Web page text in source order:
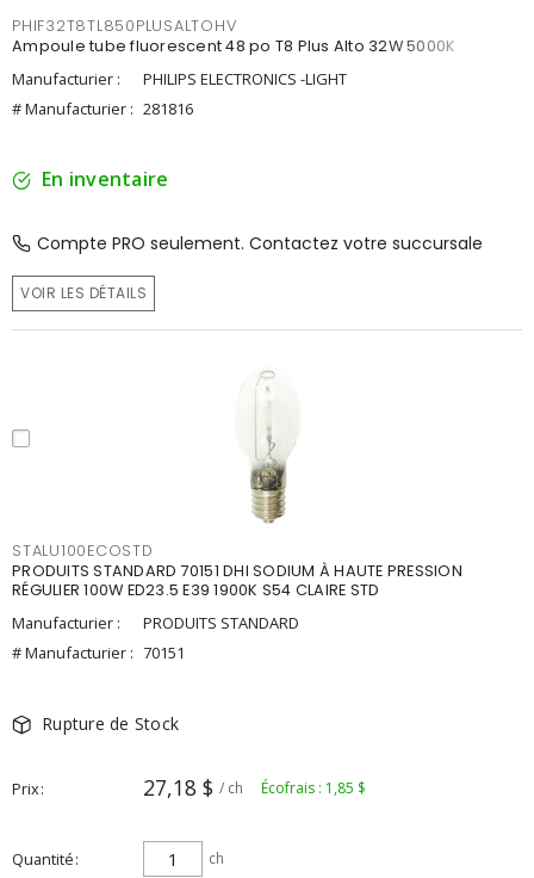
PHIF32T8TL850PLUSALTOHV
Ampoule tube fluorescent 48 po T8 Plus Alto 32W 5000K
Manufacturier :
PHILIPS ELECTRONICS -LIGHT
# Manufacturier : 281816
En inventaire
Compte PRO seulement. Contactez votre succursale
VOIR LES DÉTAILS
STALU100ECOSTD
PRODUITS STANDARD 70151 DHI SODIUM À HAUTE PRESSION
RÉGULIER 100W ED23.5 E39 1900K S54 CLAIRE STD
Manufacturier :
PRODUITS STANDARD
# Manufacturier : 70151
Rupture de Stock
Prix 27,18 $ / ch Écofrais : 1,85 $
Quantité ch